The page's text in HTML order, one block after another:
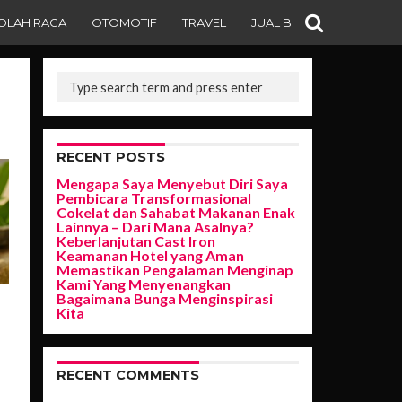
RAGA OTOMOTIF TRAVEL JUAL BELI
RECENT POSTS
Mengapa Saya Menyebut Diri Saya
Pembicara Transformasional
Cokelat dan Sahabat Makanan Enak
Lainnya – Dari Mana Asalnya?
Keberlanjutan Cast Iron
Keamanan Hotel yang Aman
Memastikan Pengalaman Menginap
Kami Yang Menyenangkan
Bagaimana Bunga Menginspirasi
Kita
RECENT COMMENTS